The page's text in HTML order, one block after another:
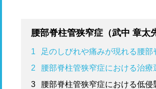
腰部脊柱管狭窄症（武中 章太
1
足のしびれや痛みが現れる腰
2
腰部脊柱管狭窄症における治
3
腰部脊柱管狭窄症における低